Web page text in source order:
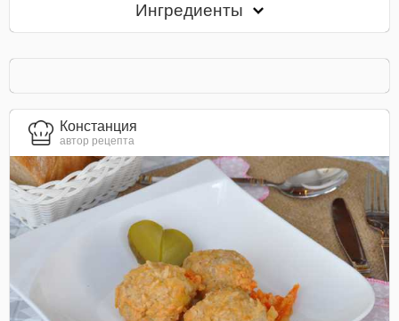
Ингредиенты
Констанция
автор рецепта